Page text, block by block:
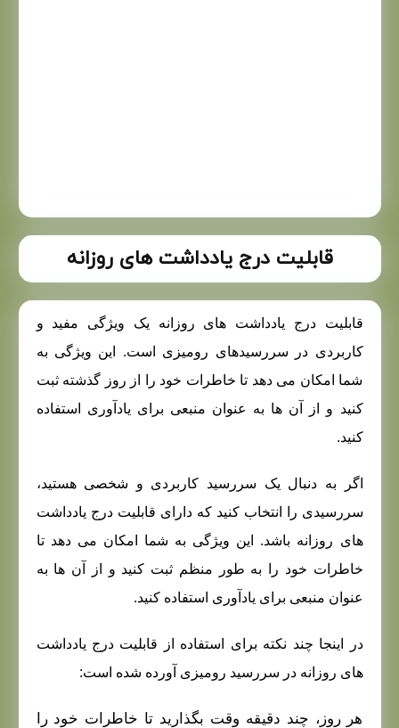
قابلیت درج یادداشت های روزانه
قابلیت درج یادداشت های روزانه یک ویژگی مفید و
کاربردی در سررسیدهای رومیزی است. این ویژگی به
شما امکان می دهد تا خاطرات خود را از روز گذشته ثبت
کنید و از آن ها به عنوان منبعی برای یادآوری استفاده
کنید.
اگر به دنبال یک سررسید کاربردی و شخصی هستید،
سررسیدی را انتخاب کنید که دارای قابلیت درج یادداشت
های روزانه باشد. این ویژگی به شما امکان می دهد تا
خاطرات خود را به طور منظم ثبت کنید و از آن ها به
عنوان منبعی برای یادآوری استفاده کنید.
در اینجا چند نکته برای استفاده از قابلیت درج یادداشت
های روزانه در سررسید رومیزی آورده شده است:
هر روز، چند دقیقه وقت بگذارید تا خاطرات خود را